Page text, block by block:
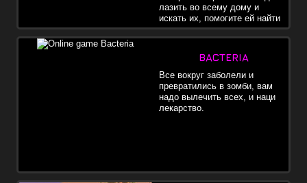
лазить во всему дому и
искать их, помогите ей найти
все подарки в доме.
www.suefun.com
BACTERIA
Все вокруг заболели и
превратились в зомби, вам
надо вылечить всех, и наци
лекарство.